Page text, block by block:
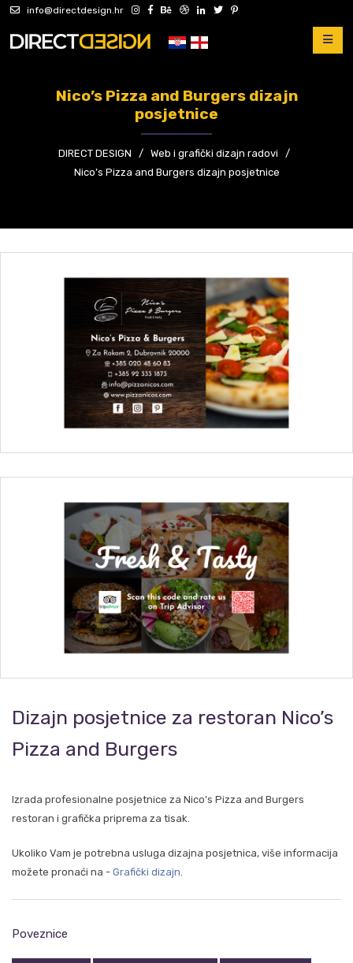
info@directdesign.hr
Nico’s Pizza and Burgers dizajn
posjetnice
DIRECT DESIGN / Web i grafički dizajn radovi
/
Nico’s Pizza and Burgers dizajn posjetnice
Dizajn posjetnice za restoran Nico’s
Pizza and Burgers
Izrada profesionalne posjetnice za Nico’s Pizza and Burgers
restoran i grafička priprema za tisak.
Ukoliko Vam je potrebna usluga dizajna posjetnica, više informacija
možete pronaći na - Grafički dizajn
Poveznice